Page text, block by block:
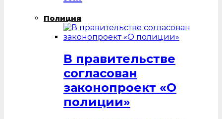
Полиция
В правительстве
согласован
законопроект «О
полиции»